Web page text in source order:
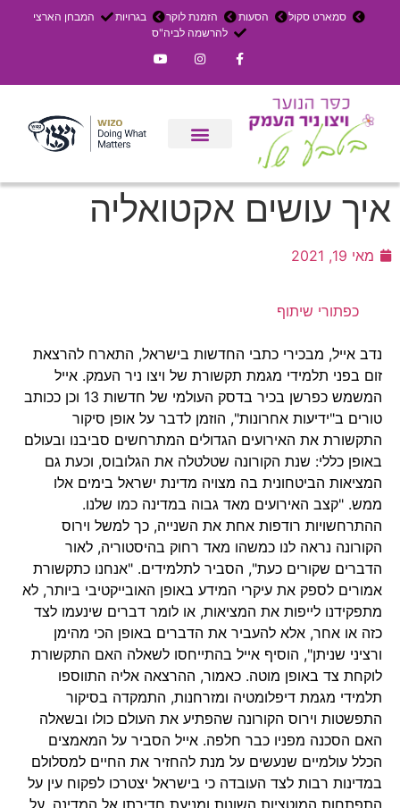
סמארט סקול הסעות הזמנת לוקר בגרויות
המבחן הארצי
להרשמה לביה"ס
איך עושים אקטואליה
מאי 19, 2021
כפתורי שיתוף
נדב אייל, מבכירי כתבי החדשות בישראל, התארח להרצאת
זום בפני תלמידי מגמת תקשורת של ויצו ניר העמק. אייל
המשמש כפרשן בכיר בדסק העולמי של חדשות 13 וכן ככותב
טורים ב"ידיעות אחרונות", הוזמן לדבר על אופן סיקור
התקשורת את האירועים הגדולים המתרחשים סביבנו ובעולם
באופן כללי: שנת הקורונה שטלטלה את הגלובוס, וכעת גם
המציאות הביטחונית בה מצויה מדינת ישראל בימים אלו
ממש. "קצב האירועים מאד גבוה במדינה כמו שלנו.
ההתרחשויות רודפות אחת את השנייה, כך למשל וירוס
הקורונה נראה לנו כמשהו מאד רחוק בהיסטוריה, לאור
הדברים שקורים כעת", הסביר לתלמידים. "אנחנו כתקשורת
אמורים לספק את עיקרי המידע באופן האובייקטיבי ביותר, לא
מתפקידנו לייפות את המציאות, או לומר דברים שינעמו לצד
כזה או אחר, אלא להעביר את הדברים באופן הכי מהימן
ורציני שניתן", הוסיף אייל בהתייחסו לשאלה האם התקשורת
לוקחת צד באופן מוטה. כאמור, ההרצאה אליה התווספו
תלמידי מגמת דיפלומטיה ומזרחנות, התמקדה בסיקור
התפשטות וירוס הקורונה שהפתיע את העולם כולו ובשאלה
האם הסכנה מפניו כבר חלפה. אייל הסביר על המאמצים
הכלל עולמיים שנעשים על מנת להחזיר את החיים למסלולם
במדינות רבות לצד העובדה כי בישראל יצטרכו לפקוח עין על